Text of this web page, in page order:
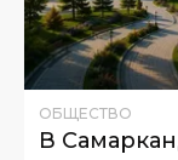
ОБЩЕСТВО
В